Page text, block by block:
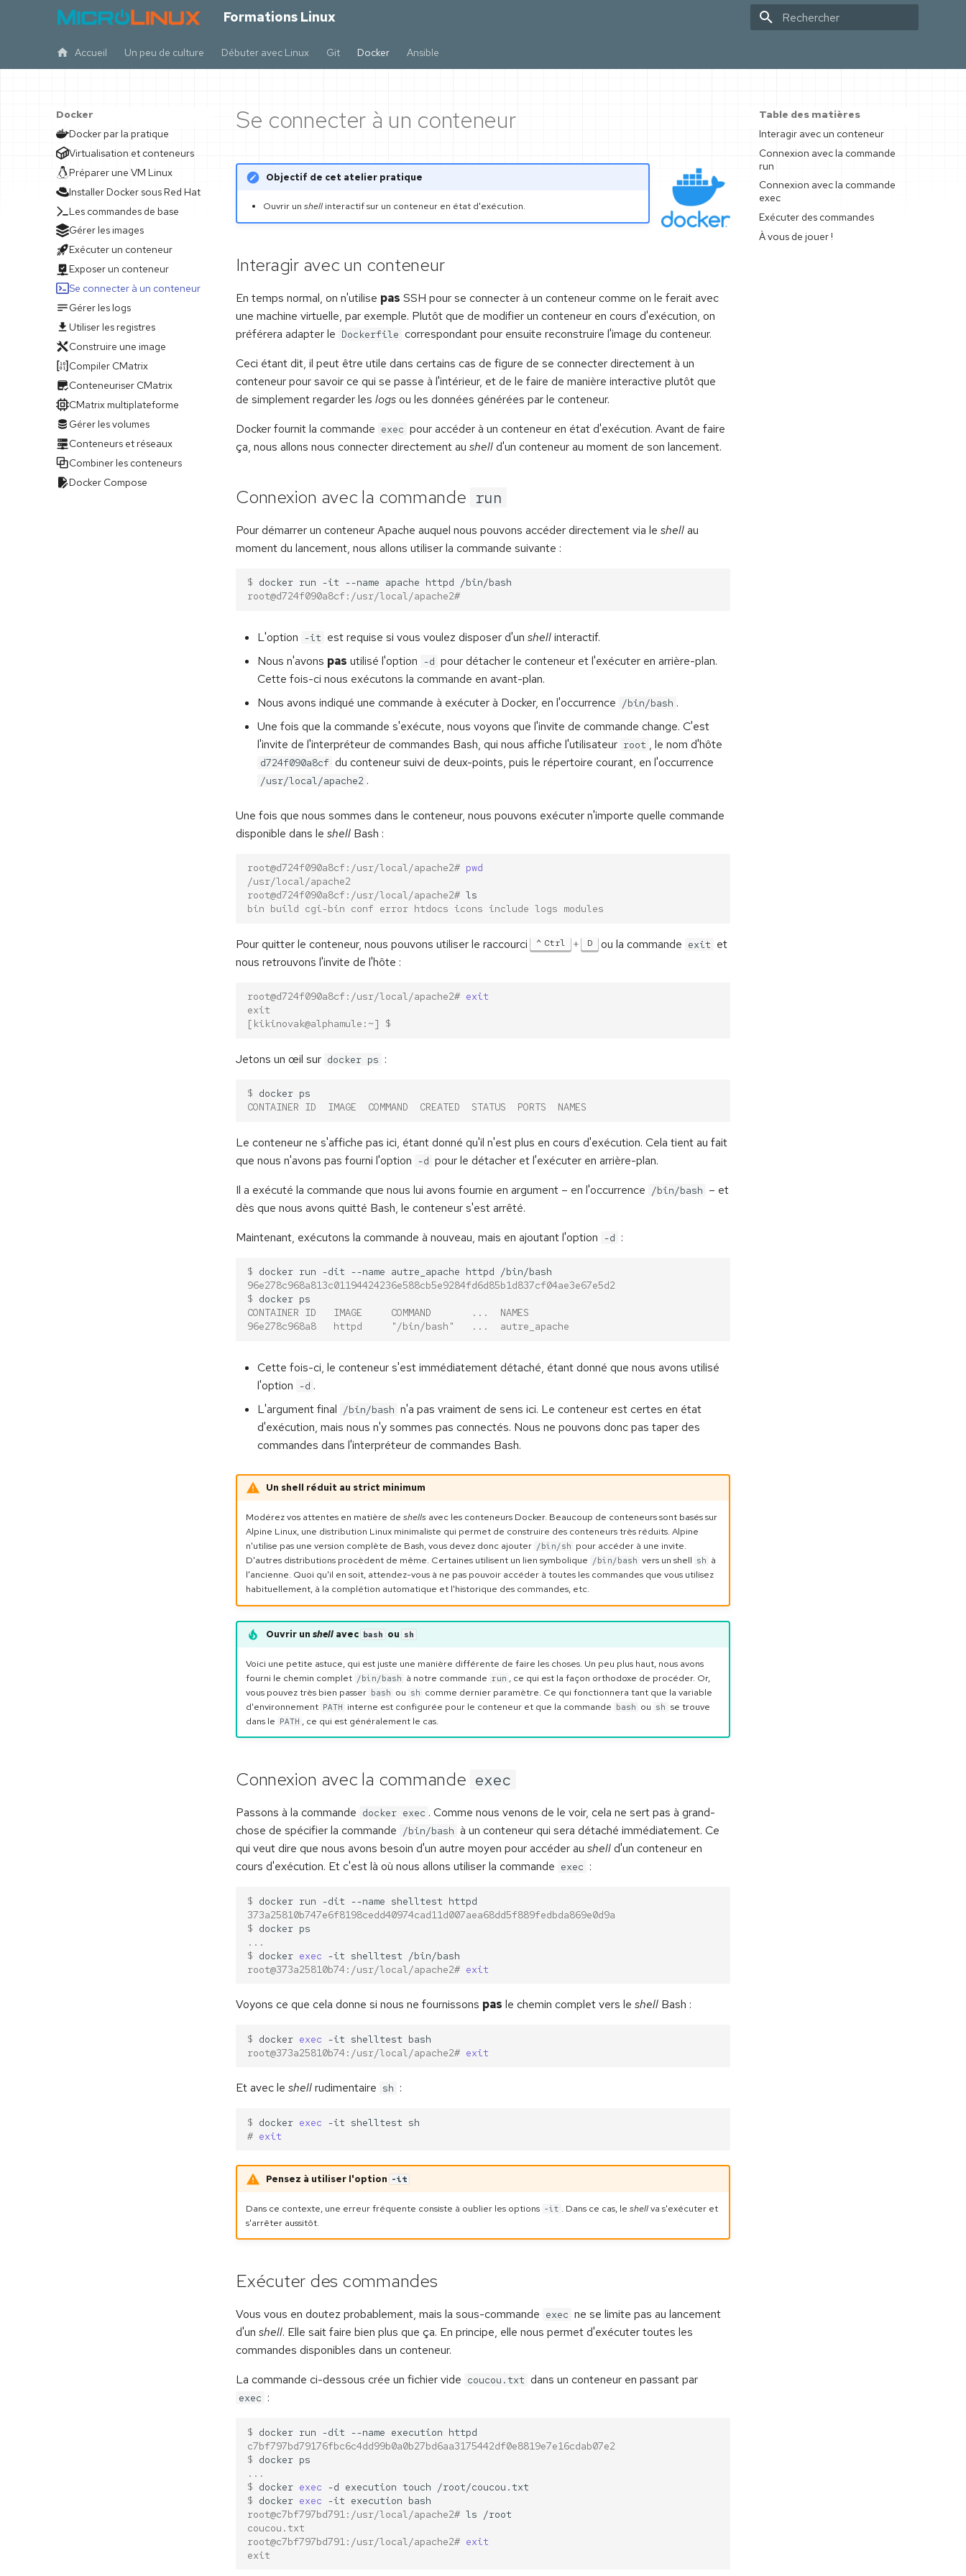
Formations Linux
Accueil Un peu de culture Débuter avec Linux Git Docker Ansible
Docker
Docker par la pratique
Virtualisation et conteneurs
Préparer une VM Linux
Installer Docker sous Red Hat
Les commandes de base
Gérer les images
Exécuter un conteneur
Exposer un conteneur
Se connecter à un conteneur
Gérer les logs
Utiliser les registres
Construire une image
Compiler CMatrix
Conteneuriser CMatrix
CMatrix multiplateforme
Gérer les volumes
Conteneurs et réseaux
Combiner les conteneurs
Docker Compose
Table des matières
Interagir avec un conteneur
Connexion avec la commande
run
Connexion avec la commande
exec
Exécuter des commandes
À vous de jouer !
Se connecter à un conteneur
Objectif de cet atelier pratique
Ouvrir un shellinteractif sur un conteneur en état d'exécution.
Interagir avec un conteneur
En temps normal, on n'utilise pas SSH pour se connecter à un conteneur comme on le ferait avec
une machine virtuelle, par exemple. Plutôt que de modifier un conteneur en cours d'exécution, on
préférera adapter le Dockerfile correspondant pour ensuite reconstruire l'image du conteneur.
Ceci étant dit, il peut être utile dans certains cas de figure de se connecter directement à un
conteneur pour savoir ce qui se passe à l'intérieur, et de le faire de manière interactive plutôt que
de simplement regarder les logsou les données générées par le conteneur.
Docker fournit la commande exec pour accéder à un conteneur en état d'exécution. Avant de faire
ça, nous allons nous connecter directement au shelld'un conteneur au moment de son lancement.
Connexion avec la commande run
Pour démarrer un conteneur Apache auquel nous pouvons accéder directement via le shellau
moment du lancement, nous allons utiliser la commande suivante :
$ docker run -it --name apache httpd
root@d724f090a8cf:/usr/local/apache2#
L'option -it est requise si vous voulez disposer d'un shellinteractif.
Nous n'avons pas utilisé l'option -d pour détacher le conteneur et l'exécuter en arrière-plan.
Cette fois-ci nous exécutons la commande en avant-plan.
Nous avons indiqué une commande à exécuter à Docker, en l'occurrence
/bin/bash .
Une fois que la commande s'exécute, nous voyons que l'invite de commande change. C'est
l'invite de l'interpréteur de commandes Bash, qui nous affiche l'utilisateur root , le nom d'hôte
d724f090a8cf du conteneur suivi de deux-points, puis le répertoire courant, en l'occurrence
/usr/local/apache2 .
Une fois que nous sommes dans le conteneur, nous pouvons exécuter n'importe quelle commande
disponible dans le shell Bash :
root@d724f090a8cf:/usr/local/apache2# pwd
/usr/local/apache2
root@d724f090a8cf:/usr/local/apache2#
bin build cgi-bin conf error htdocs icons include logs modules
Pour quitter le conteneur, nous pouvons utiliser le raccourci Ctrl + D ou la commande exit et
nous retrouvons l'invite de l'hôte :
root@d724f090a8cf:/usr/local/apache2# exit
exit
[kikinovak@alphamule:~] $
Jetons un œil sur docker ps :
$ docker
CONTAINER ID  IMAGE  COMMAND  CREATED  STATUS  PORTS  NAMES
Le conteneur ne s'affiche pas ici, étant donné qu'il n'est plus en cours d'exécution. Cela tient au fait
que nous n'avons pas fourni l'option -d pour le détacher et l'exécuter en arrière-plan.
Il a exécuté la commande que nous lui avons fournie en argument – en l'occurrence
/bin/bash – et
dès que nous avons quitté Bash, le conteneur s'est arrêté.
Maintenant, exécutons la commande à nouveau, mais en ajoutant l'option -d :
$ docker run -dit --name autre_apache httpd
96e278c968a813c01194424236e588cb5e9284fd6d85b1d837cf04ae3e67e5d2
$ docker
CONTAINER ID   IMAGE     COMMAND       ...  NAMES
96e278c968a8   httpd     "/bin/bash"   ...  autre_apache
Cette fois-ci, le conteneur s'est immédiatement détaché, étant donné que nous avons utilisé
l'option -d .
L'argument final
/bin/bash n'a pas vraiment de sens ici. Le conteneur est certes en état
d'exécution, mais nous n'y sommes pas connectés. Nous ne pouvons donc pas taper des
commandes dans l'interpréteur de commandes Bash.
Un shell réduit au strict minimum
Modérez vos attentes en matière de shells avec les conteneurs Docker. Beaucoup de conteneurs sont basés sur
Alpine Linux, une distribution Linux minimaliste qui permet de construire des conteneurs très réduits. Alpine
n'utilise pas une version complète de Bash, vous devez donc ajouter /bin/sh pour accéder à une invite.
D'autres distributions procèdent de même. Certaines utilisent un lien symbolique /bin/bash vers un shell sh à
l'ancienne. Quoi qu'il en soit, attendez-vous à ne pas pouvoir accéder à toutes les commandes que vous utilisez
habituellement, à la complétion automatique et l'historique des commandes, etc.
Ouvrir un shellavec bash ou sh
Voici une petite astuce, qui est juste une manière différente de faire les choses. Un peu plus haut, nous avons
fourni le chemin complet /bin/bash à notre commande run , ce qui est la façon orthodoxe de procéder. Or,
vous pouvez très bien passer bash ou sh comme dernier paramètre. Ce qui fonctionnera tant que la variable
d'environnement PATH interne est configurée pour le conteneur et que la commande bash ou sh se trouve
dans le PATH , ce qui est généralement le cas.
Connexion avec la commande exec
Passons à la commande docker exec . Comme nous venons de le voir, cela ne sert pas à grand-
chose de spécifier la commande
/bin/bash à un conteneur qui sera détaché immédiatement. Ce
qui veut dire que nous avons besoin d'un autre moyen pour accéder au shelld'un conteneur en
cours d'exécution. Et c'est là où nous allons utiliser la commande exec :
$ docker run -dit --name shelltest
373a25810b747e6f8198cedd40974cad11d007aea68dd5f889fedbda869e0d9a
$ docker
...
$ docker exec -it shelltest
root@373a25810b74:/usr/local/apache2# exit
Voyons ce que cela donne si nous ne fournissons pas le chemin complet vers le shell Bash :
$ docker exec -it shelltest
root@373a25810b74:/usr/local/apache2# exit
Et avec le shellrudimentaire sh :
$ docker exec -it shelltest
# exit
Pensez à utiliser l'option -it
Dans ce contexte, une erreur fréquente consiste à oublier les options -it . Dans ce cas, le shellva s'exécuter et
s'arrêter aussitôt.
Exécuter des commandes
Vous vous en doutez probablement, mais la sous-commande exec ne se limite pas au lancement
d'un shell. Elle sait faire bien plus que ça. En principe, elle nous permet d'exécuter toutes les
commandes disponibles dans un conteneur.
La commande ci-dessous crée un fichier vide coucou.txt dans un conteneur en passant par
exec :
$ docker run -dit --name execution
c7bf797bd79176fbc6c4dd99b0a0b27bd6aa3175442df0e8819e7e16cdab07e2
$ docker
...
$ docker exec -d execution touch
$ docker exec -it execution
root@c7bf797bd791:/usr/local/apache2# ls
coucou.txt
root@c7bf797bd791:/usr/local/apache2# exit
exit